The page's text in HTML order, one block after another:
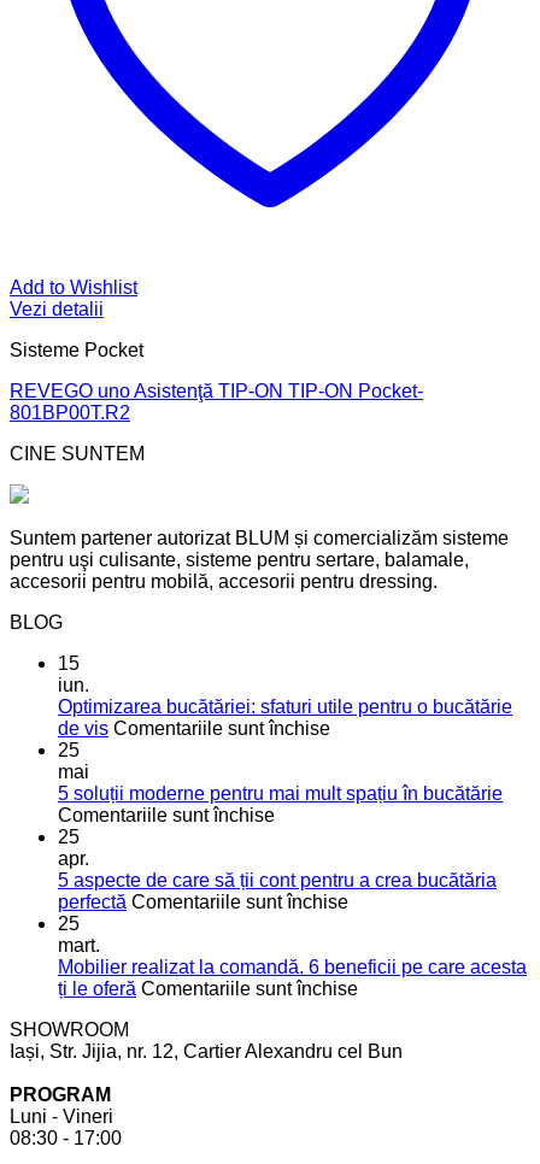
Add to Wishlist
Vezi detalii
Sisteme Pocket
REVEGO uno Asistenţă TIP-ON TIP-ON Pocket-
801BP00T.R2
CINE SUNTEM
Suntem partener autorizat BLUM și comercializăm sisteme
pentru uşi culisante, sisteme pentru sertare, balamale,
accesorii pentru mobilă, accesorii pentru dressing.
BLOG
15
iun.
Optimizarea bucătăriei: sfaturi utile pentru o bucătărie
de vis Comentariile sunt închisepentru
sfaturi
bucătărie
de
25
mai
5 soluții moderne pentru mai mult spațiu în bucătărie
Comentariile sunt închisepentru
moderne
pentru
spațiu
în
25
apr.
5 aspecte de care să ții cont pentru a crea bucătăria
perfectă Comentariile sunt închisepentru
de
care
cont
25
mart.
Mobilier realizat la comandă. 6 beneficii pe care acesta
ți le oferă Comentariile sunt închisepentru
la
SHOWROOM
Iași, Str. Jijia, nr. 12, Cartier Alexandru cel Bun
PROGRAM
Luni - Vineri
08:30 - 17:00